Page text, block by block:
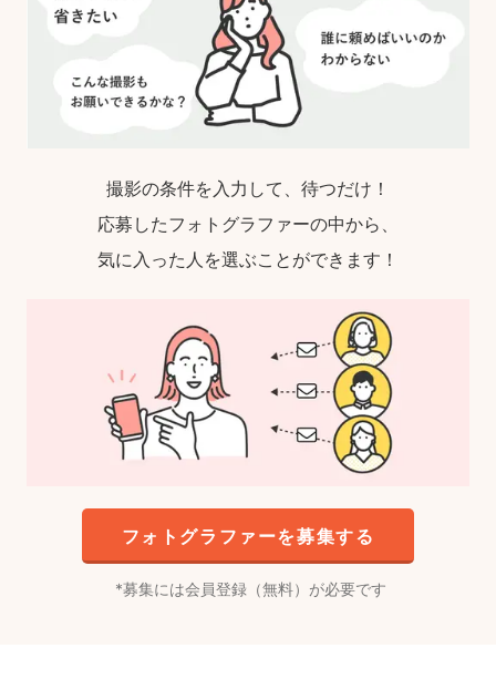
撮影の条件を入力して、待つだけ！
応募したフォトグラファーの中から、
気に入った人を選ぶことができます！
フォトグラファーを募集する
募集には会員登録（無料）が必要です